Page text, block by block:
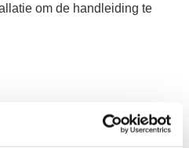
om de handleiding te